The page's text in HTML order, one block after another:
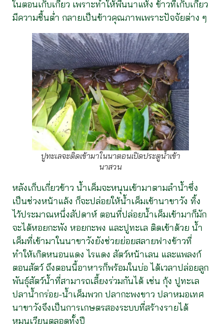
ในตอนเก็บเกี่ยว เพราะทำให้พื้นนาแห้ง ข้าวที่เก็บเกี่ยว
มีความชื้นต่ำ กลายเป็นข้าวคุณภาพเพราะปัจจัยต่าง ๆ
ปูทะเลจะติดเข้ามาในนาตอนเปิดประตูน้ำเข้า
นาสวน
หลังเก็บเกี่ยวข้าว น้ำเค็มจะหนุนเข้ามาตามลำน้ำซึ่ง
เป็นช่วงหน้าแล้ง ก็จะปล่อยให้น้ำเค็มเข้านาขาวัง ทิ้ง
ไว้ประมาณหนึ่งสัปดาห์ ตอนที่ปล่อยน้ำเค็มเข้ามาก็มัก
จะได้หอยกะพัง หอยกะพง และปูทะเล ติดเข้าด้วย น้ำ
เค็มที่เข้ามาในนาขาวังยังช่วยย่อยสลายฟางข้าวที่
ทำให้เกิดหนอนแดง ไรแดง สัตว์หน้าเลน และแพลงก์
ตอนสัตว์ ถึงตอนนี้อาหารก็พร้อมในบ่อ ได้เวลาปล่อยลูก
พันธุ์สัตว์น้ำที่สามารถเลี้ยงร่วมกันได้ เช่น กุ้ง ปูทะเล
ปลาน้ำกร่อย-น้ำเค็มพวก ปลากะพงขาว ปลาหมอเทศ
นาขาวังจึงเป็นการเกษตรสองระบบที่สร้างรายได้
หมุนเวียนตลอดทั้งปี